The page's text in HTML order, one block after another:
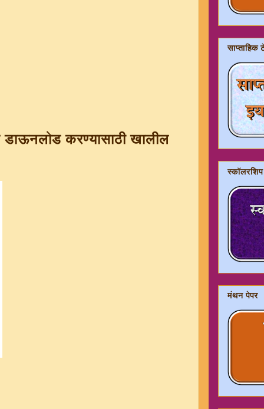
डाऊनलोड करण्यासाठी खालील
साप्ताहिक
स्कॉलरशिप
मंथन पेपर